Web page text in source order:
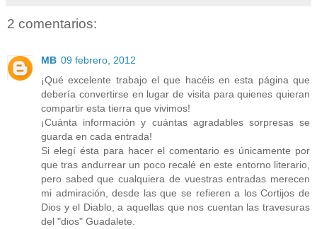
2 comentarios:
MB 09 febrero, 2012
¡Qué excelente trabajo el que hacéis en esta página que
debería convertirse en lugar de visita para quienes quieran
compartir esta tierra que vivimos!
¡Cuánta información y cuántas agradables sorpresas se
guarda en cada entrada!
Si elegí ésta para hacer el comentario es únicamente por
que tras andurrear un poco recalé en este entorno literario,
pero sabed que cualquiera de vuestras entradas merecen
mi admiración, desde las que se refieren a los Cortijos de
Dios y el Diablo, a aquellas que nos cuentan las travesuras
del "dios" Guadalete.